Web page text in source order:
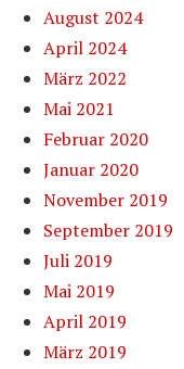
August 2024
April 2024
März 2022
Mai 2021
Februar 2020
Januar 2020
November 2019
September 2019
Juli 2019
Mai 2019
April 2019
März 2019